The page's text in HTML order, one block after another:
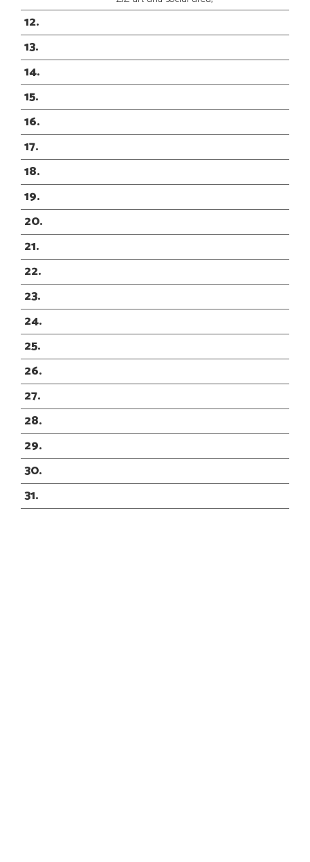
12
13
14
15
16
17
18
19
20
21
22
23
24
25
26
27
28
29
30
31